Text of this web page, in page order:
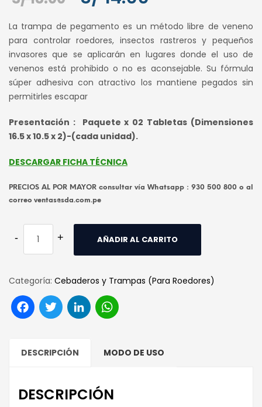
original
era:
S/ 18.00.
actual
es:
S/ 14.00.
La trampa de pegamento es un método libre de veneno
para controlar roedores, insectos rastreros y pequeños
invasores que se aplicarán en lugares donde el uso de
venenos está prohibido o no es aconsejable. Su fórmula
súper adhesiva con atractivo los mantiene pegados sin
permitirles escapar
Presentación : Paquete x 02 Tabletas (Dimensiones
16.5 x 10.5 x 2)-(cada unidad).
DESCARGAR FICHA TÉCNICA
PRECIOS AL POR MAYOR consultar vía Whatsapp : 930 500 800 o al
correo ventas@sda.com.pe
AÑADIR AL CARRITO
Categoría: Cebaderos y Trampas (Para Roedores)
Facebook
TwitterLinkedIn
DESCRIPCIÓN MODO DE USO
DESCRIPCIÓN